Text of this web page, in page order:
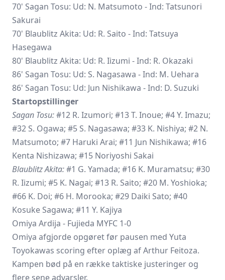
70' Sagan Tosu: Ud: N. Matsumoto - Ind: Tatsunori
Sakurai
70' Blaublitz Akita: Ud: R. Saito - Ind: Tatsuya
Hasegawa
80' Blaublitz Akita: Ud: R. Iizumi - Ind: R. Okazaki
86' Sagan Tosu: Ud: S. Nagasawa - Ind: M. Uehara
86' Sagan Tosu: Ud: Jun Nishikawa - Ind: D. Suzuki
Startopstillinger
Sagan Tosu:#12 R. Izumori; #13 T. Inoue; #4 Y. Imazu;
#32 S. Ogawa; #5 S. Nagasawa; #33 K. Nishiya; #2 N.
Matsumoto; #7 Haruki Arai; #11 Jun Nishikawa; #16
Kenta Nishizawa; #15 Noriyoshi Sakai
Blaublitz Akita:#1 G. Yamada; #16 K. Muramatsu; #30
R. Iizumi; #5 K. Nagai; #13 R. Saito; #20 M. Yoshioka;
#66 K. Doi; #6 H. Morooka; #29 Daiki Sato; #40
Kosuke Sagawa; #11 Y. Kajiya
Omiya Ardija - Fujieda MYFC 1-0
Omiya afgjorde opgøret før pausen med Yuta
Toyokawas scoring efter oplæg af Arthur Feitoza.
Kampen bød på en række taktiske justeringer og
flere sene advarsler.